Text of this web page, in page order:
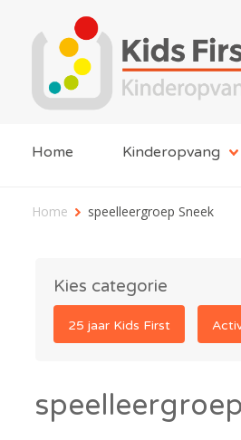
Home Kinderopvang
Home speelleergroep Sneek
Kies categorie
25 jaar Kids First